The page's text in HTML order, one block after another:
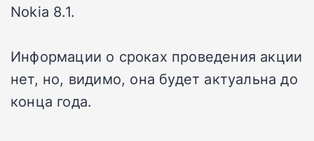
Nokia 8.1.
Информации о сроках проведения акции
нет, но, видимо, она будет актуальна до
конца года.